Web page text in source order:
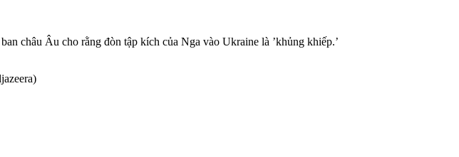
châu Âu cho rằng đòn tập kích của Nga vào Ukraine là ’khủng khiếp.’